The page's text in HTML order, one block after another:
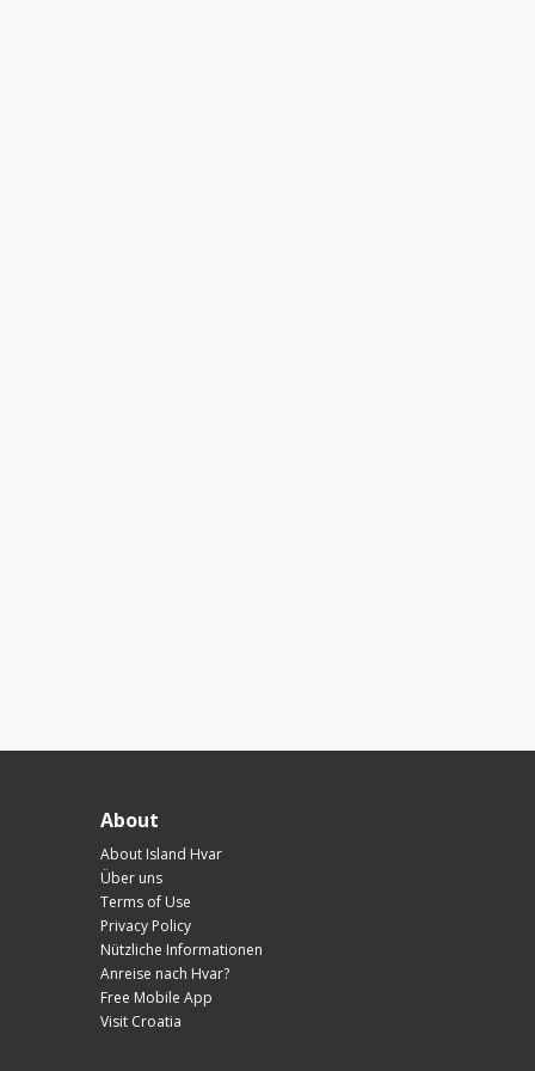
About
About Island Hvar
Über uns
Terms of Use
Privacy Policy
Nützliche Informationen
Anreise nach Hvar?
Free Mobile App
Visit Croatia